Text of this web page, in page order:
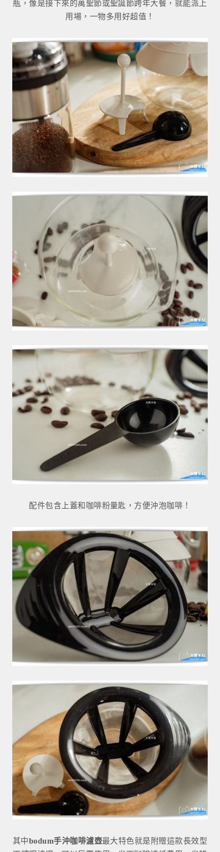
瓶，像是接下來的萬聖節或聖誕節跨年大餐，就能派上
用場，一物多用好超值！
配件包含上蓋和咖啡粉量匙，方便沖泡咖啡！
其中bodum手沖咖啡濾壺最大特色就是附贈這款長效型